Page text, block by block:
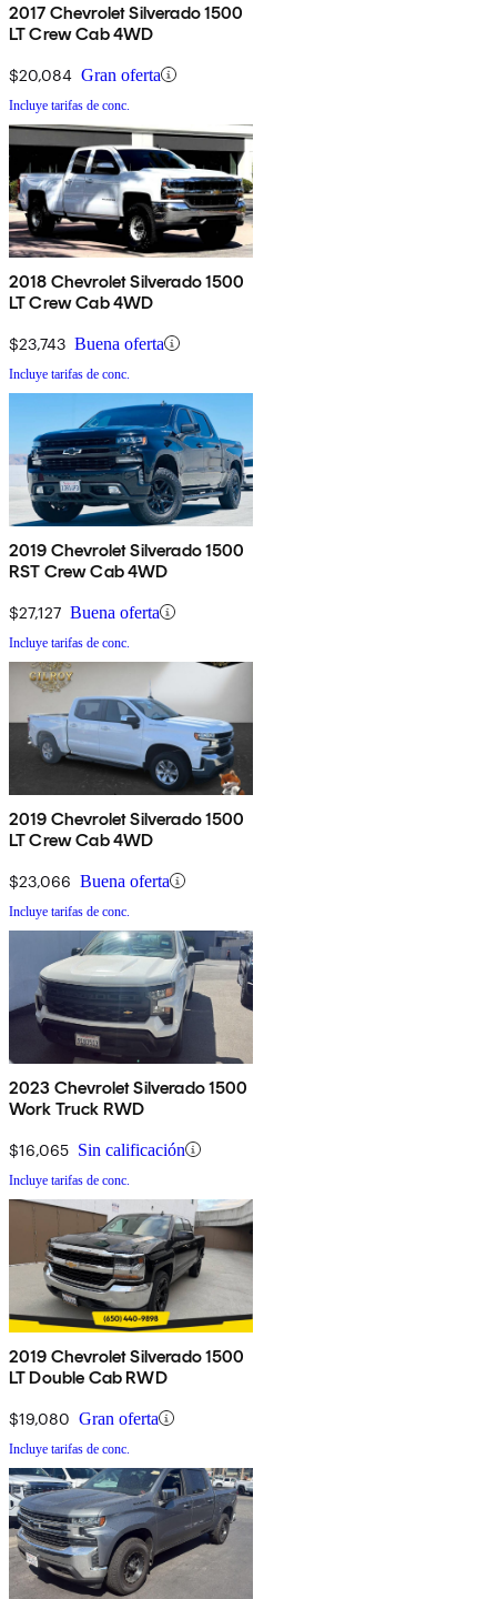
2017 Chevrolet Silverado 1500
LT Crew Cab 4WD
$20,084 Gran oferta
Incluye tarifas de conc.
2018 Chevrolet Silverado 1500
LT Crew Cab 4WD
$23,743 Buena oferta
Incluye tarifas de conc.
2019 Chevrolet Silverado 1500
RST Crew Cab 4WD
$27,127 Buena oferta
Incluye tarifas de conc.
2019 Chevrolet Silverado 1500
LT Crew Cab 4WD
$23,066 Buena oferta
Incluye tarifas de conc.
2023 Chevrolet Silverado 1500
Work Truck RWD
$16,065 Sin calificación
Incluye tarifas de conc.
2019 Chevrolet Silverado 1500
LT Double Cab RWD
$19,080 Gran oferta
Incluye tarifas de conc.